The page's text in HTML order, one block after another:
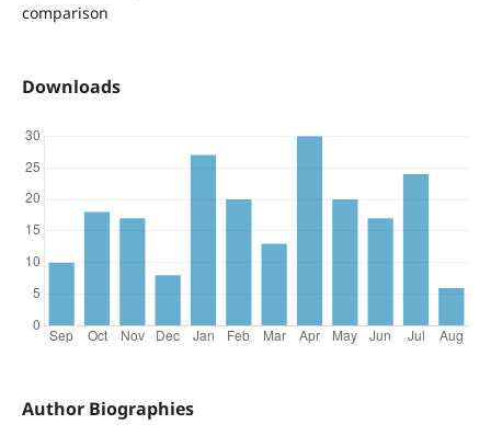
comparison
Downloads
Author Biographies